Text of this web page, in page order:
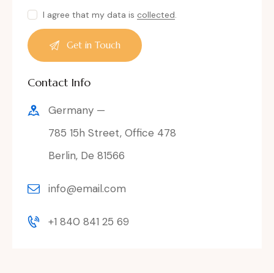
I agree that my data iscollected.
Contact Info
Germany —
785 15h Street, Office 478
Berlin, De 81566
info@email.com
+1 840 841 25 69